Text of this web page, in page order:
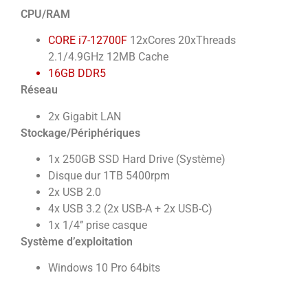
CPU/RAM
CORE i7-12700F 12xCores 20xThreads
2.1/4.9GHz 12MB Cache
16GB DDR5
Réseau
2x Gigabit LAN
Stockage/Périphériques
1x 250GB SSD Hard Drive (Système)
Disque dur 1TB 5400rpm
2x USB 2.0
4x USB 3.2 (2x USB-A + 2x USB-C)
1x 1/4’’ prise casque
Système d’exploitation
Windows 10 Pro 64bits